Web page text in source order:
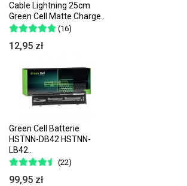
Cable Lightning 25cm
Green Cell Matte Charge..
(16)
12,95 zł
Green Cell Batterie
HSTNN-DB42 HSTNN-
LB42..
(22)
99,95 zł